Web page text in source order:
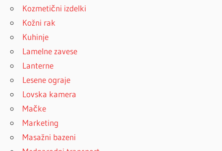
Kozmetični izdelki
Kožni rak
Kuhinje
Lamelne zavese
Lanterne
Lesene ograje
Lovska kamera
Mačke
Marketing
Masažni bazeni